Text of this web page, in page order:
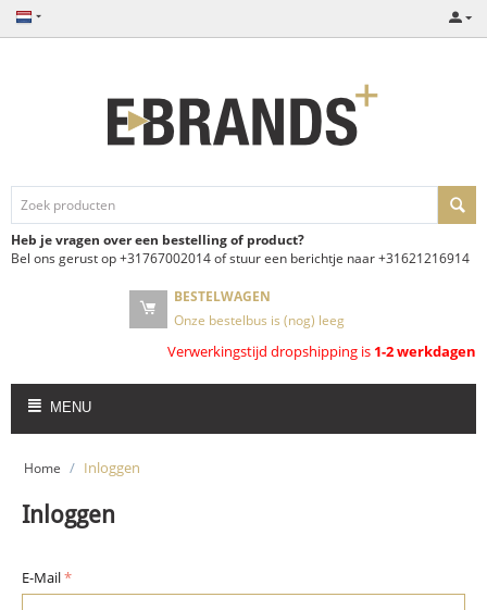
Heb je vragen over een bestelling of product?
Bel ons gerust op +31767002014 of stuur een berichtje naar +31621216914
BESTELWAGEN
Onze bestelbus is (nog) leeg
Verwerkingstijd dropshipping is 1-2 werkdagen
MENU
Home / Inloggen
Inloggen
E-Mail